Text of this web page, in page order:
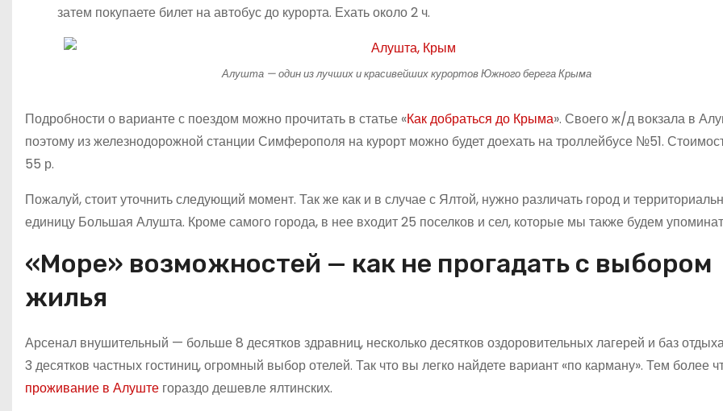
затем покупаете билет на автобус до курорта. Ехать около 2 ч.
Алушта — один из лучших и красивейших курортов Южного берега Крыма
Подробности о варианте с поездом можно прочитать в статье «Как добраться до Крыма». Своего ж/д вокзала в
поэтому из железнодорожной станции Симферополя на курорт можно будет доехать на троллейбусе №51.
55 р.
Пожалуй, стоит уточнить следующий момент. Так же как и в случае с Ялтой, нужно различать город и
единицу Большая Алушта. Кроме самого города, в нее входит 25 поселков и сел, которые мы также будем
«Море» возможностей — как не прогадать с выбором
жилья
Арсенал внушительный — больше 8 десятков здравниц, несколько десятков оздоровительных лагерей и баз
3 десятков частных гостиниц, огромный выбор отелей. Так что вы легко найдете вариант «по карману». Тем более
проживание в Алуште гораздо дешевле ялтинских.